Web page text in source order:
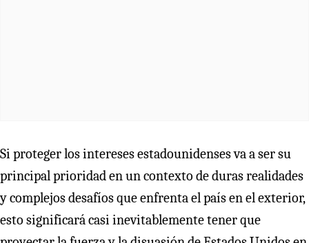
Si proteger los intereses estadounidenses va a ser su
principal prioridad en un contexto de duras realidades
y complejos desafíos que enfrenta el país en el exterior,
esto significará casi inevitablemente tener que